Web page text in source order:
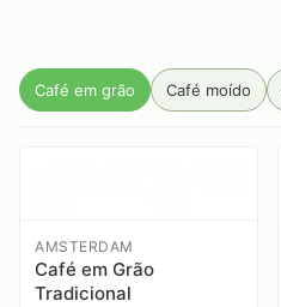
Café em grão Café moído
AMSTERDAM
Café em Grão
Tradicional